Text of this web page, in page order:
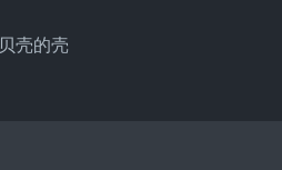
贝壳的壳